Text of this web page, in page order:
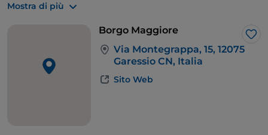
resto del percorso si snoda lungo un altopiano
punteggiato di paesini incantevoli. Uno dove
fermarsi per un aperitivo di fine giornata?
Garessio,
uno dei borghi più belli d’Italia: la sua piazzetta San
Giovanni pare un salotto a cielo aperto.
Mostra di più
Borgo Maggiore
Via Montegrappa, 15, 12075
Garessio CN, Italia
Sito Web